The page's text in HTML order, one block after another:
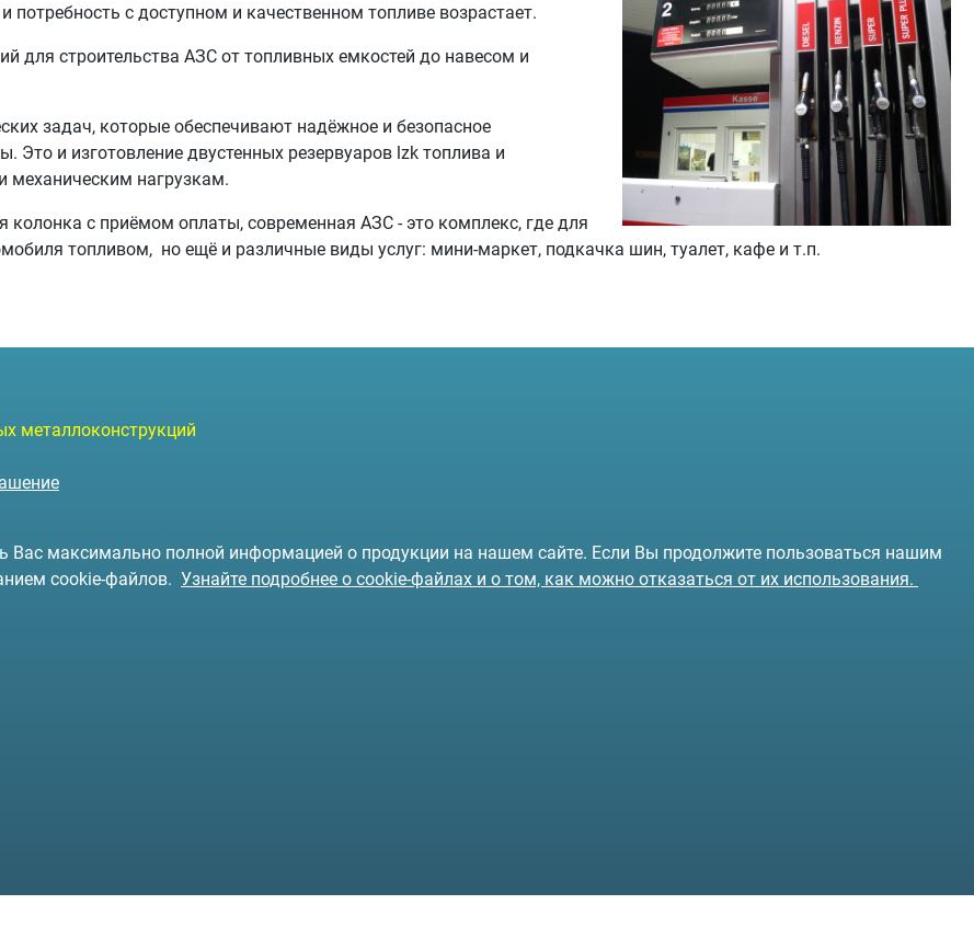
с доступном и качественном топливе возрастает.
для строительства АЗС от топливных емкостей до навесом и
задач, которые обеспечивают надёжное и безопасное
и изготовление двустенных резервуаров lzk топлива и
механическим нагрузкам.
с приёмом оплаты, современная АЗС - это комплекс, где для
топливом, но ещё и различные виды услуг: мини-маркет, подкачка шин, туалет, кафе и т.п.
металлоконструкций
Вас максимально полной информацией о продукции на нашем сайте. Если Вы продолжите пользоваться нашим
cookie-файлов. Узнайте подробнее о cookie-файлах и о том, как можно отказаться от их использования.